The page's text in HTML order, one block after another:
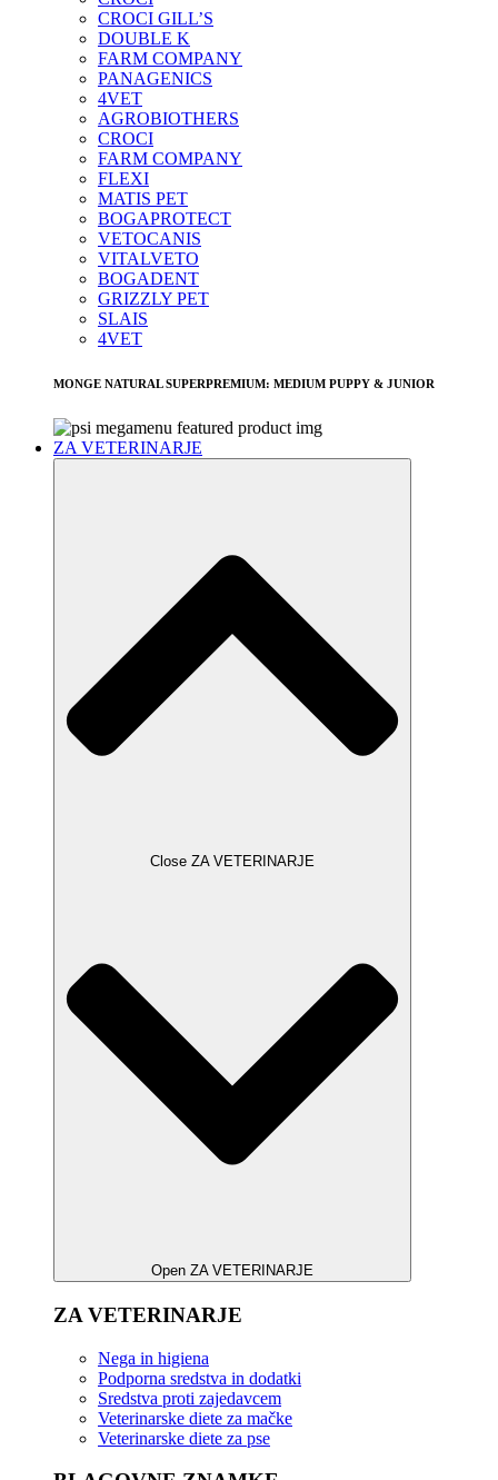
CROCI GILL’S
DOUBLE K
FARM COMPANY
PANAGENICS
4VET
AGROBIOTHERS
CROCI
FARM COMPANY
FLEXI
MATIS PET
BOGAPROTECT
VETOCANIS
VITALVETO
BOGADENT
GRIZZLY PET
SLAIS
4VET
MONGE NATURAL SUPERPREMIUM: MEDIUM PUPPY & JUNIOR
ZA VETERINARJE
Close ZA VETERINARJE
Open ZA VETERINARJE
ZA VETERINARJE
Nega in higiena
Podporna sredstva in dodatki
Sredstva proti zajedavcem
Veterinarske diete za mačke
Veterinarske diete za pse